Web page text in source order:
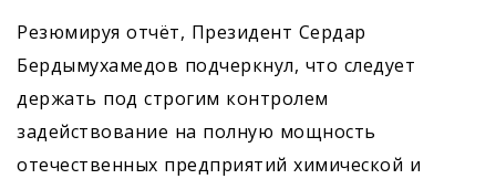
Резюмируя отчёт, Президент Сердар
Бердымухамедов подчеркнул, что следует
держать под строгим контролем
задействование на полную мощность
отечественных предприятий химической и